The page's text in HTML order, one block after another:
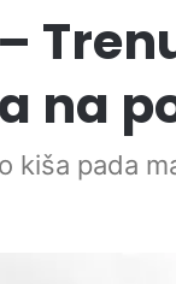
na
kiša pada